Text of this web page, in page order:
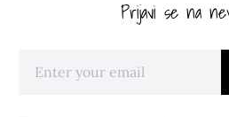
Prijavi se na